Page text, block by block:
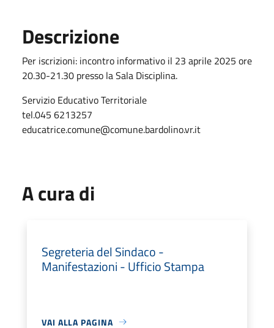
Descrizione
Per iscrizioni: incontro informativo il 23 aprile 2025 ore
20.30-21.30 presso la Sala Disciplina.
Servizio Educativo Territoriale
tel.045 6213257
educatrice.comune@comune.bardolino.vr.it
A cura di
Segreteria del Sindaco -
Manifestazioni - Ufficio Stampa
VAI ALLA PAGINA